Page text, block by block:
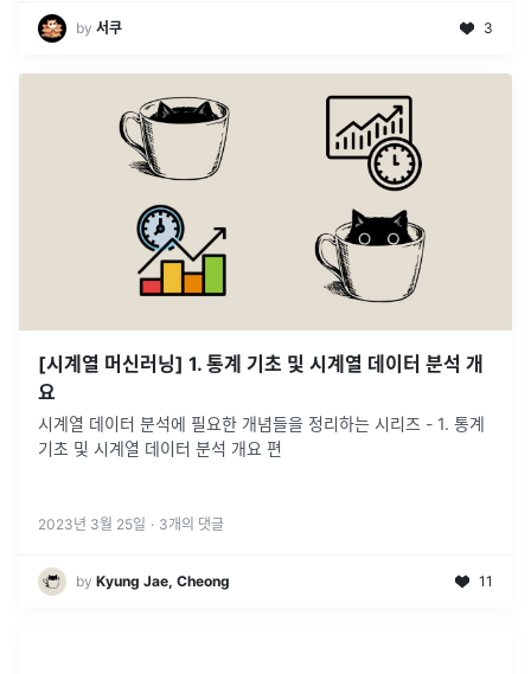
by 서쿠 3
[시계열 머신러닝] 1. 통계 기초 및 시계열 데이터 분석 개
요
시계열 데이터 분석에 필요한 개념들을 정리하는 시리즈 - 1. 통계
기초 및 시계열 데이터 분석 개요 편
2023년 3월 25일 · 3개의 댓글
by Kyung Jae, Cheong 11